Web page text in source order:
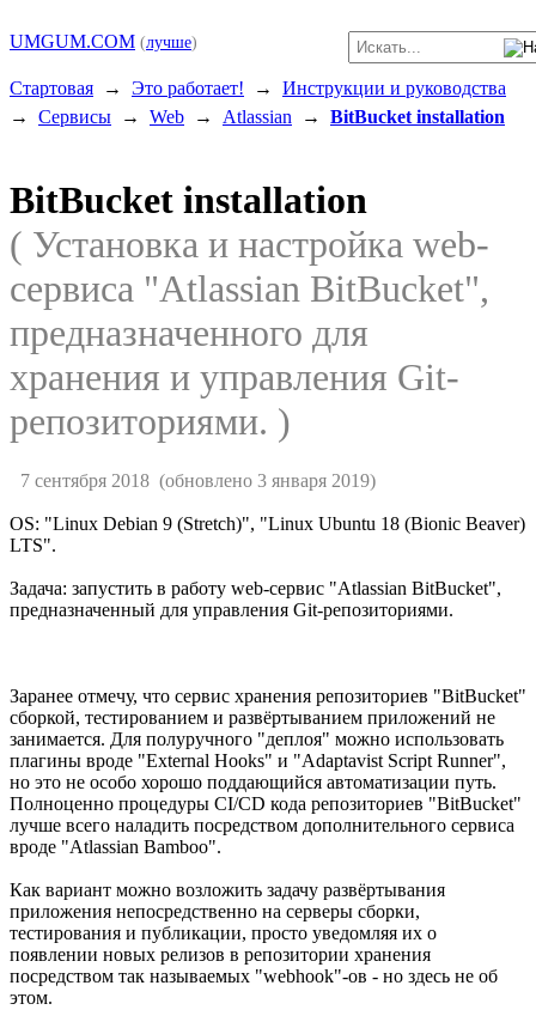
UMGUM.COM (лучше)
Стартовая → Это работает! → Инструкции и руководства
→ Сервисы → Web → Atlassian → BitBucket installation
BitBucket installation
( Установка и настройка web-
сервиса "Atlassian BitBucket",
предназначенного для
хранения и управления Git-
репозиториями. )
7 сентября 2018(обновлено 3 января 2019)
OS: "Linux Debian 9 (Stretch)", "Linux Ubuntu 18 (Bionic Beaver)
LTS".
Задача: запустить в работу web-сервис "Atlassian BitBucket",
предназначенный для управления Git-репозиториями.
Заранее отмечу, что сервис хранения репозиториев "BitBucket"
сборкой, тестированием и развёртыванием приложений не
занимается. Для полуручного "деплоя" можно использовать
плагины вроде "External Hooks" и "Adaptavist Script Runner",
но это не особо хорошо поддающийся автоматизации путь.
Полноценно процедуры CI/CD кода репозиториев "BitBucket"
лучше всего наладить посредством дополнительного сервиса
вроде "Atlassian Bamboo".
Как вариант можно возложить задачу развёртывания
приложения непосредственно на серверы сборки,
тестирования и публикации, просто уведомляя их о
появлении новых релизов в репозитории хранения
посредством так называемых "webhook"-ов - но здесь не об
этом.